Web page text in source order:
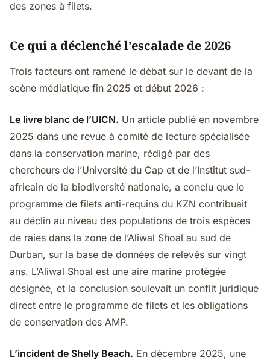
des zones à filets.
Ce qui a déclenché l’escalade de 2026
Trois facteurs ont ramené le débat sur le devant de la
scène médiatique fin 2025 et début 2026 :
Le livre blanc de l’UICN. Un article publié en novembre
2025 dans une revue à comité de lecture spécialisée
dans la conservation marine, rédigé par des
chercheurs de l’Université du Cap et de l’Institut sud-
africain de la biodiversité nationale, a conclu que le
programme de filets anti-requins du KZN contribuait
au déclin au niveau des populations de trois espèces
de raies dans la zone de l’Aliwal Shoal au sud de
Durban, sur la base de données de relevés sur vingt
ans. L’Aliwal Shoal est une aire marine protégée
désignée, et la conclusion soulevait un conflit juridique
direct entre le programme de filets et les obligations
de conservation des AMP.
L’incident de Shelly Beach. En décembre 2025, une